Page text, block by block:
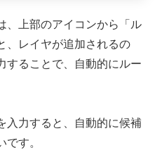
、上部のアイコンから「ル
、レイヤが追加されるの
することで、自動的にルー
入力すると、自動的に候補
す。